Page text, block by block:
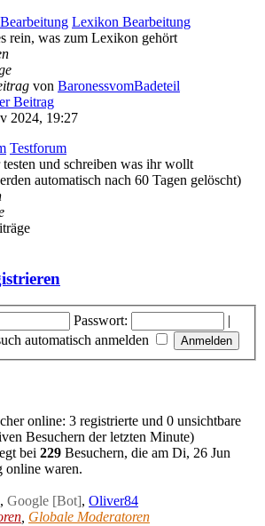
Lexikon Bearbeitung
rein, was zum Lexikon gehört
von BaronessvomBadeteil
2024, 19:27
Testforum
und schreiben was ihr wollt
automatisch nach 60 Tagen gelöscht)
Passwort:
|
automatisch anmelden
online: 3 registrierte und 0 unsichtbare
Besuchern der letzten Minute)
bei 229 Besuchern, die am Di, 26 Jun
online waren.
, Google [Bot], Oliver84
Globale Moderatoren